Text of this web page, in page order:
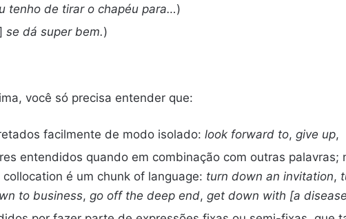
tenho de tirar o chapéu para…)
se dá super bem.)
você só precisa entender que:
facilmente de modo isolado: look forward to, give up,
entendidos quando em combinação com outras palavras;
é um chunk of language: turn down an invitation,
to business, go off the deep end, get down with [a